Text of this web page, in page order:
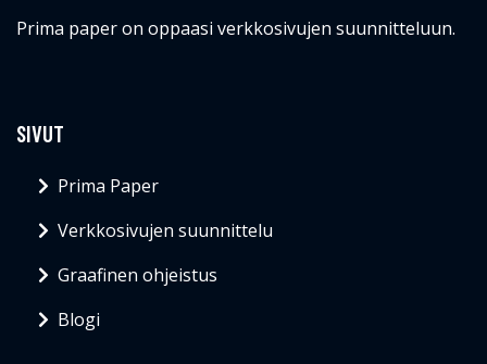
Prima paper on oppaasi verkkosivujen suunnitteluun.
SIVUT
Prima Paper
Verkkosivujen suunnittelu
Graafinen ohjeistus
Blogi